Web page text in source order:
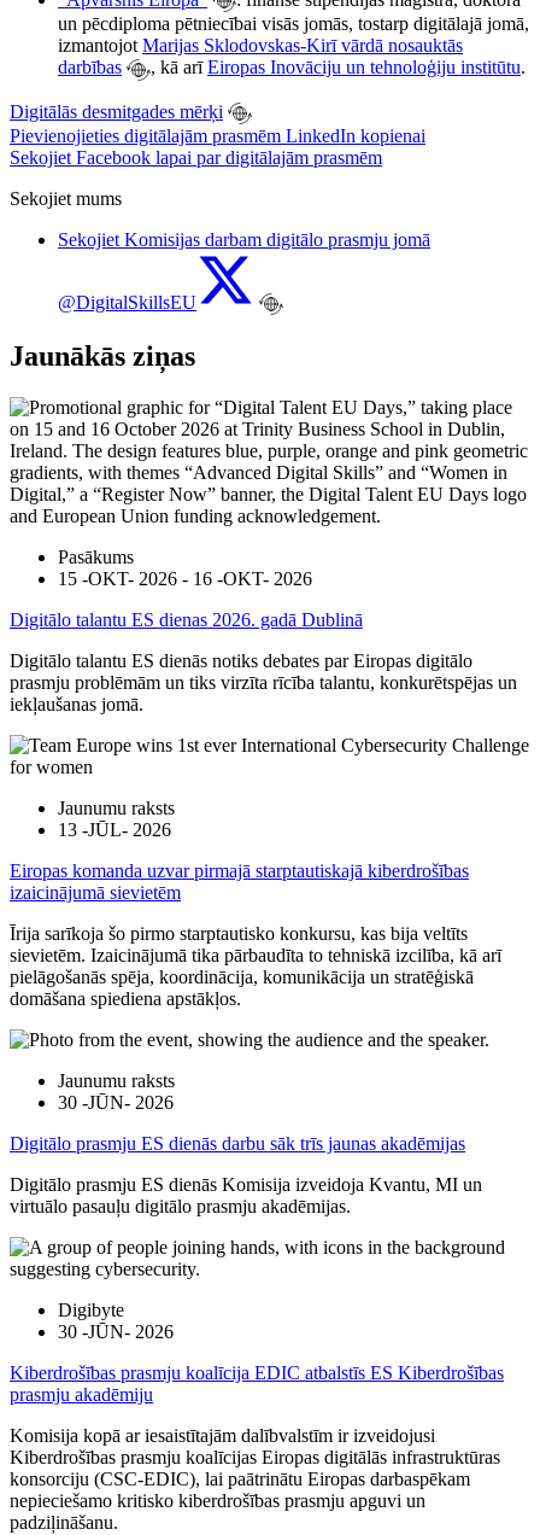
un pēcdiploma pētniecībai visās jomās, tostarp digitālajā jomā,
izmantojot Marijas Sklodovskas-Kirī vārdā nosauktās
darbības
, kā arīEiropas Inovāciju un tehnoloģiju institūtu.
Digitālās desmitgades mērķi
Pievienojieties digitālajām prasmēm LinkedIn kopienai
Sekojiet Facebook lapai par digitālajām prasmēm
Sekojiet mums
Sekojiet Komisijas darbam digitālo prasmju jomā
@DigitalSkillsEU
Jaunākās ziņas
Pasākums
15 -OKT- 2026 - 16 -OKT- 2026
Digitālo talantu ES dienas 2026. gadā Dublinā
Digitālo talantu ES dienās notiks debates par Eiropas digitālo
prasmju problēmām un tiks virzīta rīcība talantu, konkurētspējas un
iekļaušanas jomā.
Jaunumu raksts
13 -JŪL- 2026
Eiropas komanda uzvar pirmajā starptautiskajā kiberdrošības
izaicinājumā sievietēm
Īrija sarīkoja šo pirmo starptautisko konkursu, kas bija veltīts
sievietēm. Izaicinājumā tika pārbaudīta to tehniskā izcilība, kā arī
pielāgošanās spēja, koordinācija, komunikācija un stratēģiskā
domāšana spiediena apstākļos.
Jaunumu raksts
30 -JŪN- 2026
Digitālo prasmju ES dienās darbu sāk trīs jaunas akadēmijas
Digitālo prasmju ES dienās Komisija izveidoja Kvantu, MI un
virtuālo pasauļu digitālo prasmju akadēmijas.
Digibyte
30 -JŪN- 2026
Kiberdrošības prasmju koalīcija EDIC atbalstīs ES Kiberdrošības
prasmju akadēmiju
Komisija kopā ar iesaistītajām dalībvalstīm ir izveidojusi
Kiberdrošības prasmju koalīcijas Eiropas digitālās infrastruktūras
konsorciju (CSC-EDIC), lai paātrinātu Eiropas darbaspēkam
nepieciešamo kritisko kiberdrošības prasmju apguvi un
padziļināšanu.